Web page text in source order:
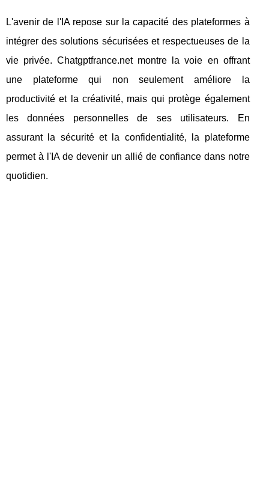
L'avenir de l'IA repose sur la capacité des plateformes à
intégrer des solutions sécurisées et respectueuses de la
vie privée. Chatgptfrance.net montre la voie en offrant
une plateforme qui non seulement améliore la
productivité et la créativité, mais qui protège également
les données personnelles de ses utilisateurs. En
assurant la sécurité et la confidentialité, la plateforme
permet à l'IA de devenir un allié de confiance dans notre
quotidien.